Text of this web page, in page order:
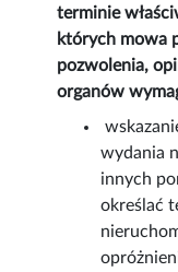
terminie
których mowa
pozwolenia,
organów
wydania
innych
określać